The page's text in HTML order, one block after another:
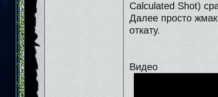
Calculated Shot)
Далее просто
откату.
Видео